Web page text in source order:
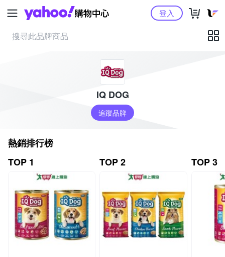
Yahoo購物中心登入
IQ DOG
追蹤品牌
熱銷排行榜
TOP 1
TOP 2 TOP 3